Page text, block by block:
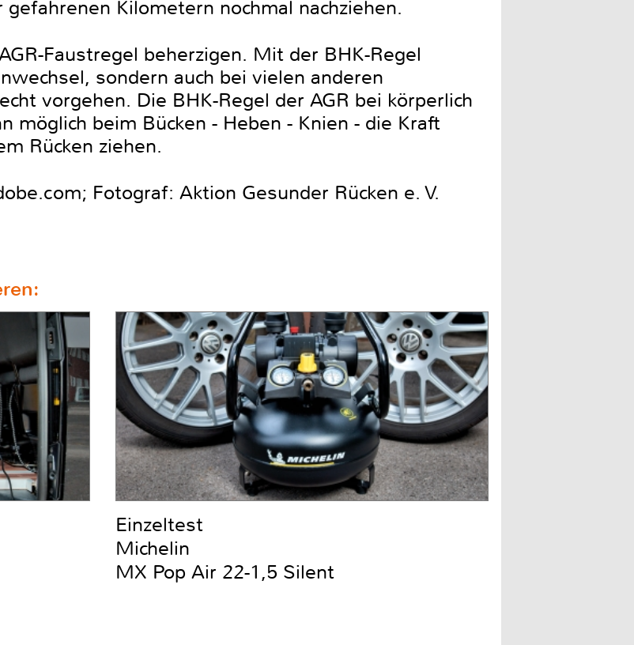
Kilometern nochmal nachziehen.
Faustregel beherzigen. Mit der BHK-Regel
sondern auch bei vielen anderen
vorgehen. Die BHK-Regel der AGR bei körperlich
möglich beim Bücken - Heben - Knien - die Kraft
Rücken ziehen.
Fotograf: Aktion Gesunder Rücken e. V.
Einzeltest
Michelin
MX Pop Air 22-1,5 Silent